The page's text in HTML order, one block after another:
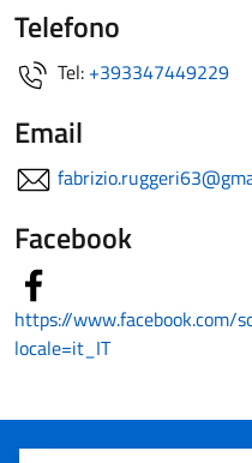
Telefono
Tel: +393347449229
Email
Facebook
https://www.facebook.com/
locale=it_IT